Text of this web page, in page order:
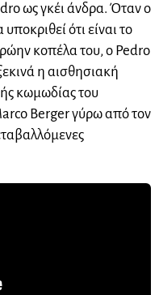
ως γκέι άνδρα. Όταν ο
ότι είναι το
κοπέλα του, ο Pedro
η αισθησιακή
κωμωδίας του
Berger γύρω από τον